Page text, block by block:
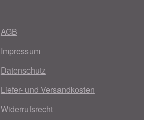
AGB
Impressum
Datenschutz
Liefer- und Versandkosten
Widerrufsrecht